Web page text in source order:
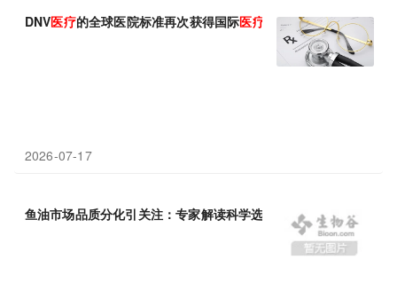
DNV医疗的全球医院标准再次获得国际医疗 质量协会认证
2026-07-17
鱼油市场品质分化引关注：专家解读科学选购标准与 行业 合规样本